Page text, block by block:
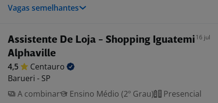
Vagas semelhantes
Assistente De Loja - Shopping Iguatemi
Alphaville
16 jul
4,5
Centauro
Barueri - SP
A combinar
Ensino Médio (2º Grau)
Presencial